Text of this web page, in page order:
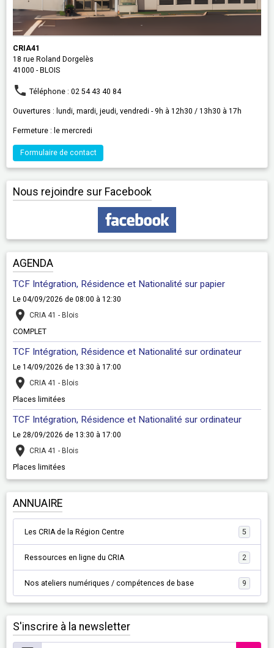
CRIA41
18 rue Roland Dorgelès
41000 - BLOIS
Téléphone : 02 54 43 40 84
Ouvertures : lundi, mardi, jeudi, vendredi - 9h à 12h30 / 13h30 à 17h
Fermeture : le mercredi
Formulaire de contact
Nous rejoindre sur Facebook
AGENDA
TCF Intégration, Résidence et Nationalité sur papier
Le 04/09/2026 de 08:00 à 12:30
CRIA 41 - Blois
COMPLET
TCF Intégration, Résidence et Nationalité sur ordinateur
Le 14/09/2026 de 13:30 à 17:00
CRIA 41 - Blois
Places limitées
TCF Intégration, Résidence et Nationalité sur ordinateur
Le 28/09/2026 de 13:30 à 17:00
CRIA 41 - Blois
Places limitées
ANNUAIRE
Les CRIA de la Région Centre 5
Ressources en ligne du CRIA 2
Nos ateliers numériques / compétences de base 9
S'inscrire à la newsletter